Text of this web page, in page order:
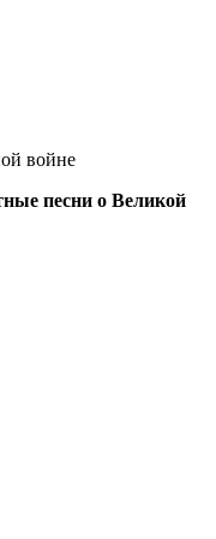
войне
песни о Великой